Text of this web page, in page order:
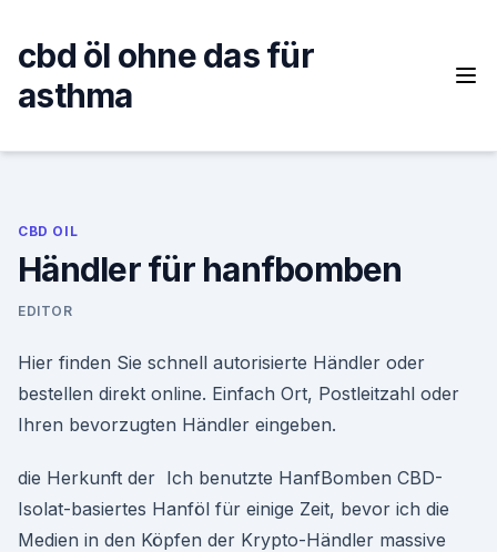
content
cbd öl ohne das für
asthma
CBD OIL
Händler für hanfbomben
EDITOR
Hier finden Sie schnell autorisierte Händler oder
bestellen direkt online. Einfach Ort, Postleitzahl oder
Ihren bevorzugten Händler eingeben.
die Herkunft der Ich benutzte HanfBomben CBD-
Isolat-basiertes Hanföl für einige Zeit, bevor ich die
Medien in den Köpfen der Krypto-Händler massive